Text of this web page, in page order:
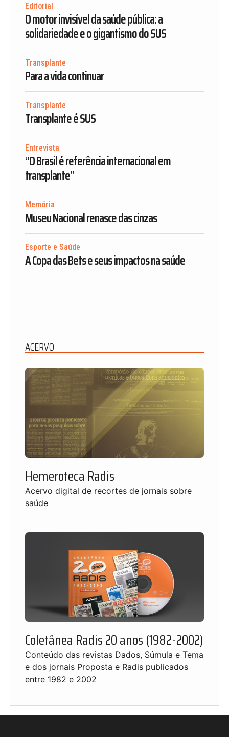
Editorial
O motor invisível da saúde pública: a
solidariedade e o gigantismo do SUS
Transplante
Para a vida continuar
Transplante
Transplante é SUS
Entrevista
“O Brasil é referência internacional em
transplante”
Memória
Museu Nacional renasce das cinzas
Esporte e Saúde
A Copa das Bets e seus impactos na saúde
ACERVO
Hemeroteca Radis
Acervo digital de recortes de jornais sobre
saúde
Coletânea Radis 20 anos (1982-2002)
Conteúdo das revistas Dados, Súmula e Tema
e dos jornais Proposta e Radis publicados
entre 1982 e 2002